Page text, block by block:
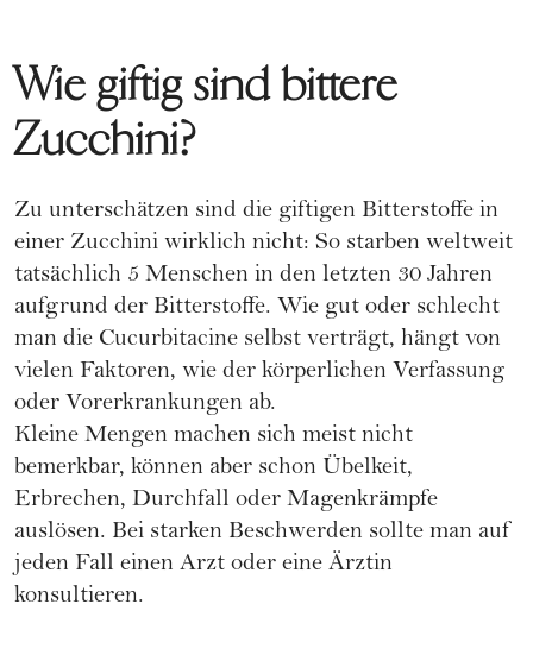
Wie giftig sind bittere
Zucchini?
Zu unterschätzen sind die giftigen Bitterstoffe in
einer Zucchini wirklich nicht: So starben weltweit
tatsächlich 5 Menschen in den letzten 30 Jahren
aufgrund der Bitterstoffe. Wie gut oder schlecht
man die Cucurbitacine selbst verträgt, hängt von
vielen Faktoren, wie der körperlichen Verfassung
oder Vorerkrankungen ab.
Kleine Mengen machen sich meist nicht
bemerkbar, können aber schon Übelkeit,
Erbrechen, Durchfall oder Magenkrämpfe
auslösen. Bei starken Beschwerden sollte man auf
jeden Fall einen Arzt oder eine Ärztin
konsultieren.